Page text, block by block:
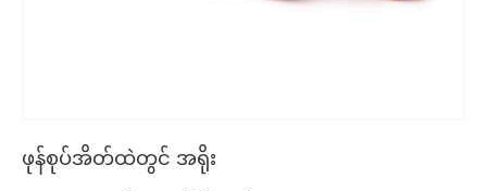
ဖုန်စုပ်အိတ်ထဲတွင် အရိုး